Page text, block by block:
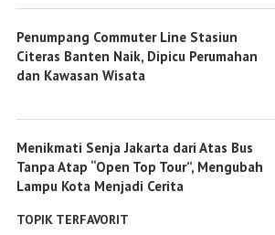
Penumpang Commuter Line Stasiun
Citeras Banten Naik, Dipicu Perumahan
dan Kawasan Wisata
Menikmati Senja Jakarta dari Atas Bus
Tanpa Atap “Open Top Tour”, Mengubah
Lampu Kota Menjadi Cerita
TOPIK TERFAVORIT